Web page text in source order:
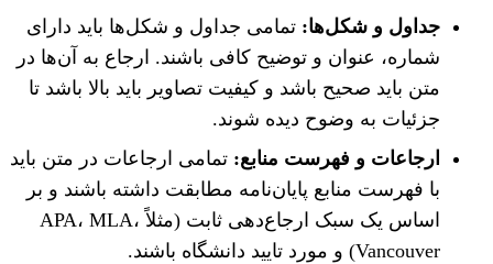
جداول و شکل‌ها:تمامی جداول و شکل‌ها باید دارای
شماره، عنوان و توضیح کافی باشند. ارجاع به آن‌ها در
متن باید صحیح باشد و کیفیت تصاویر باید بالا باشد تا
جزئیات به وضوح دیده شوند.
ارجاعات و فهرست منابع:تمامی ارجاعات در متن باید
با فهرست منابع پایان‌نامه مطابقت داشته باشند و بر
اساس یک سبک ارجاع‌دهی ثابت (مثلاً APA، MLA،
Vancouver) و مورد تایید دانشگاه باشند.